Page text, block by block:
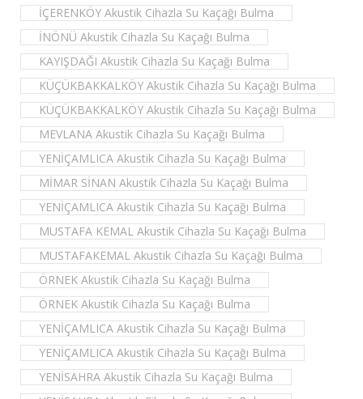
İÇERENKÖY Akustik Cihazla Su Kaçağı Bulma
İNÖNÜ Akustik Cihazla Su Kaçağı Bulma
KAYIŞDAĞI Akustik Cihazla Su Kaçağı Bulma
KÜÇÜKBAKKALKÖY Akustik Cihazla Su Kaçağı Bulma
KÜÇÜKBAKKALKÖY Akustik Cihazla Su Kaçağı Bulma
MEVLANA Akustik Cihazla Su Kaçağı Bulma
YENİÇAMLICA Akustik Cihazla Su Kaçağı Bulma
MİMAR SİNAN Akustik Cihazla Su Kaçağı Bulma
YENİÇAMLICA Akustik Cihazla Su Kaçağı Bulma
MUSTAFA KEMAL Akustik Cihazla Su Kaçağı Bulma
MUSTAFAKEMAL Akustik Cihazla Su Kaçağı Bulma
ÖRNEK Akustik Cihazla Su Kaçağı Bulma
ÖRNEK Akustik Cihazla Su Kaçağı Bulma
YENİÇAMLICA Akustik Cihazla Su Kaçağı Bulma
YENİÇAMLICA Akustik Cihazla Su Kaçağı Bulma
YENİSAHRA Akustik Cihazla Su Kaçağı Bulma